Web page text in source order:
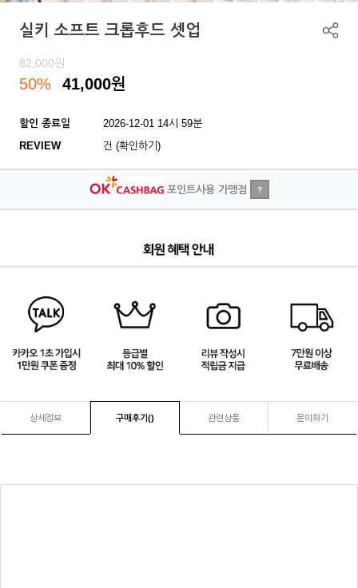
실키 소프트 크롭후드 셋업
82,000원
50% 41,000원
할인 종료일
2026-12-01 14시 59분
REVIEW
건 (확인하기)
포인트사용 가맹점 ?
상세정보 구매후기() 관련상품 문의하기